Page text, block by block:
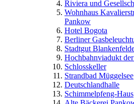
Riviera und
Wohnhaus
Pankow
Hotel Bogota
Berliner
Stadtgut
Hochbahnviadukt
Schlosskeller
Strandbad Müggelsee
Deutschlandhalle
Schimmelpfeng-Haus